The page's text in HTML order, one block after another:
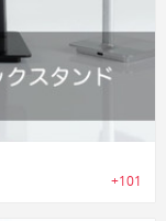
+101